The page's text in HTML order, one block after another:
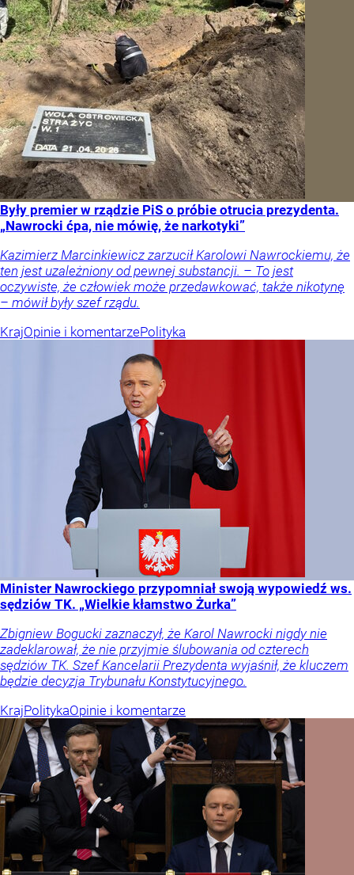
Były premier w rządzie PiS o próbie otrucia prezydenta.
„Nawrocki ćpa, nie mówię, że narkotyki”
Kazimierz Marcinkiewicz zarzucił Karolowi Nawrockiemu, że
ten jest uzależniony od pewnej substancji. – To jest
oczywiste, że człowiek może przedawkować, także nikotynę
– mówił były szef rządu.
KrajOpinie i komentarzePolityka
Minister Nawrockiego przypomniał swoją wypowiedź ws.
sędziów TK. „Wielkie kłamstwo Żurka”
Zbigniew Bogucki zaznaczył, że Karol Nawrocki nigdy nie
zadeklarował, że nie przyjmie ślubowania od czterech
sędziów TK. Szef Kancelarii Prezydenta wyjaśnił, że kluczem
będzie decyzja Trybunału Konstytucyjnego.
KrajPolitykaOpinie i komentarze